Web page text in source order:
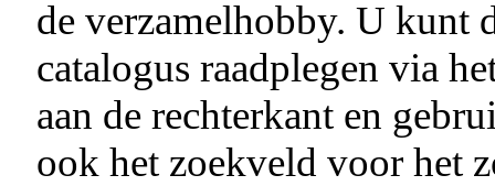
de verzamelhobby. U kunt
catalogus raadplegen via
aan de rechterkant en
ook het zoekveld voor het